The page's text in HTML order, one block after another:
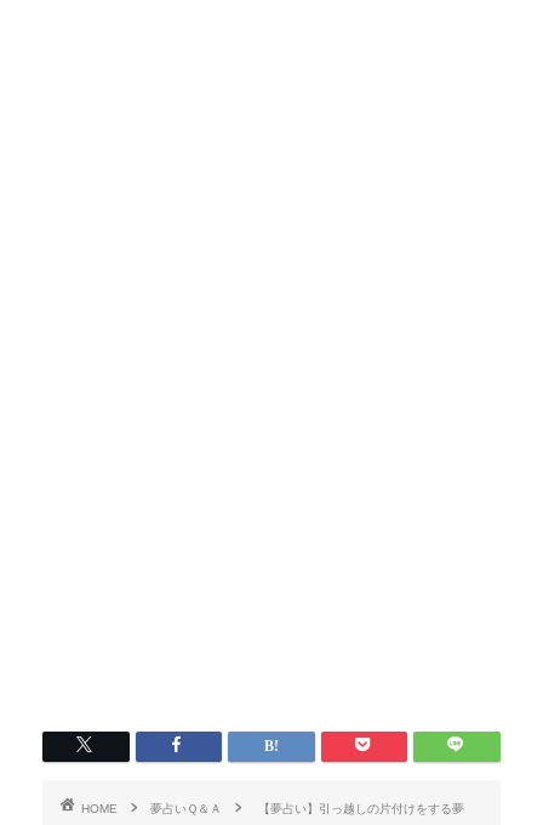
HOME 夢占いＱ＆Ａ 【夢占い】引っ越しの片付けをする夢